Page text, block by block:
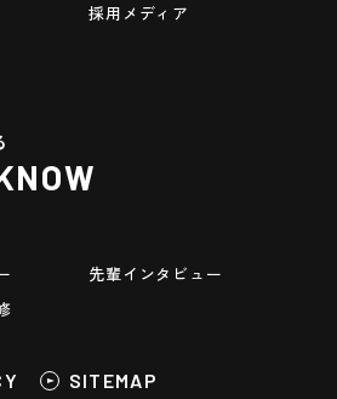
採用メディア
先輩インタビュー
SITEMAP